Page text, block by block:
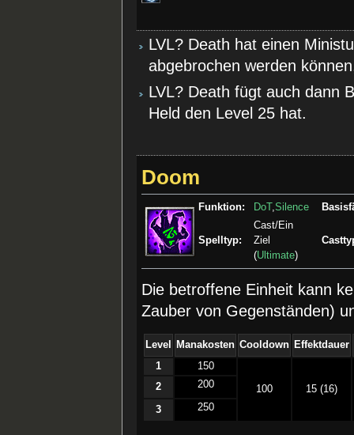
LVL? Death hat einen
abgebrochen werden
LVL? Death fügt auch dann
Held den Level 25 hat.
Doom
Funktion: DoT,Silence
Spelltyp:
Cast/Ein
Ziel
(Ultimate)
Die betroffene Einheit kann
Zauber von Gegenständen)
Level Manakosten Cooldown Effektdauer
1
150
100 15 (16)
2 200
3 250